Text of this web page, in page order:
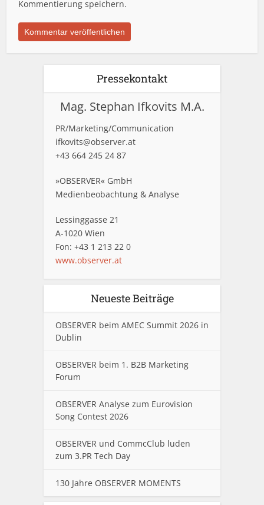
Kommentierung speichern.
Pressekontakt
Mag. Stephan Ifkovits M.A.
PR/Marketing/Communication
ifkovits@observer.at
+43 664 245 24 87
»OBSERVER« GmbH
Medienbeobachtung & Analyse
Lessinggasse 21
A-1020 Wien
Fon: +43 1 213 22 0
www.observer.at
Neueste Beiträge
OBSERVER beim AMEC Summit 2026 in
Dublin
OBSERVER beim 1. B2B Marketing
Forum
OBSERVER Analyse zum Eurovision
Song Contest 2026
OBSERVER und CommcClub luden
zum 3.PR Tech Day
130 Jahre OBSERVER MOMENTS